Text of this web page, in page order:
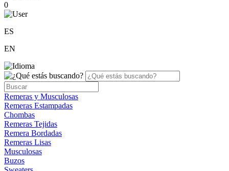
0
ES
EN
Remeras y Musculosas
Remeras Estampadas
Chombas
Remeras Tejidas
Remera Bordadas
Remeras Lisas
Musculosas
Buzos